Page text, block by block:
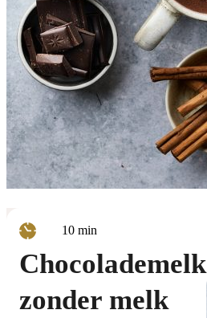
10minuten
min
Chocolademelk
zonder melk